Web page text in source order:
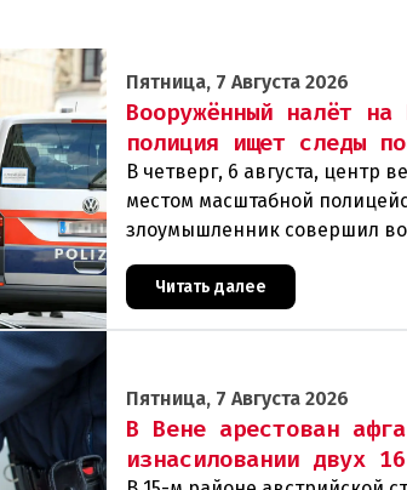
Пятница, 7 Августа 2026
Вооружённый налёт
полиция ищет следы
В четверг, 6 августа, центр
местом масштабной
злоумышленник совершил
филиал знаменитого
Читать далее
Пятница, 7 Августа 2026
В Вене арестован
изнасиловании двух